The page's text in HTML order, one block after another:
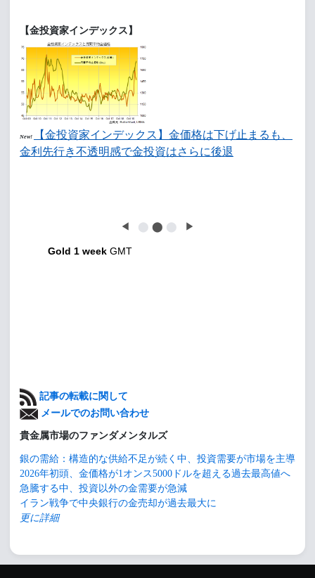
【金投資家インデックス】
New!
【金投資家インデックス】金価格は下げ止まるも、
金利先行き不透明感で金投資はさらに後退
◀ ⬤ ⬤ ⬤ ▶
Gold 1 week GMT
記事の転載に関して
メールでのお問い合わせ
貴金属市場のファンダメンタルズ
銀の需給：構造的な供給不足が続く中、投資需要が市場を主導
2026年初頭、金価格が1オンス5000ドルを超える過去最高値へ
急騰する中、投資以外の金需要が急減
イラン戦争で中央銀行の金売却が過去最大に
更に詳細